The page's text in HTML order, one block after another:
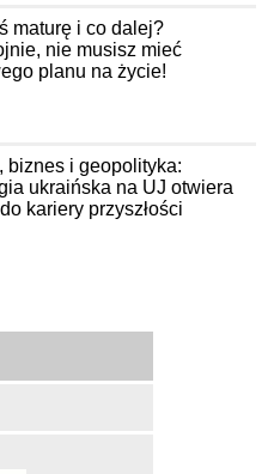
maturę i co dalej?
nie musisz mieć
planu na życie!
biznes i geopolityka:
ukraińska na UJ otwiera
kariery przyszłości